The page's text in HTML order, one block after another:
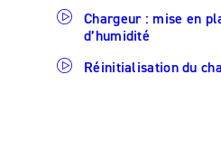
Chargeur : mise en
d’humidité
Réinitialisation du